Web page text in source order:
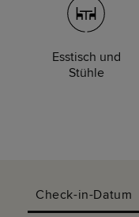
Esstisch und
Stühle
Check-in-Datum